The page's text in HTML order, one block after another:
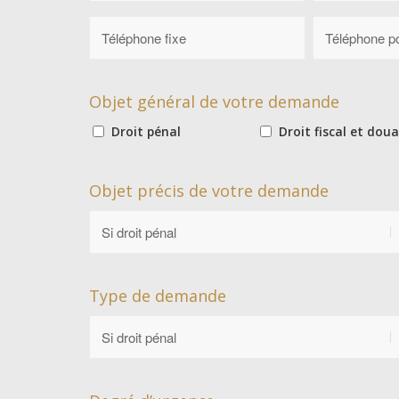
Objet général de votre demande
Droit pénal Droit fiscal et
Objet précis de votre demande
Type de demande